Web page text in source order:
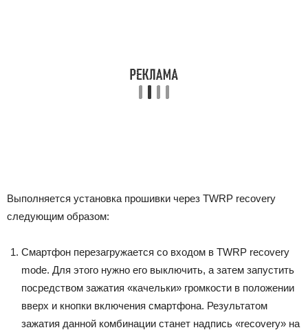
Выполняется установка прошивки через TWRP recovery
следующим образом:
Смартфон перезагружается со входом в TWRP recovery
mode. Для этого нужно его выключить, а затем запустить
посредством зажатия «качельки» громкости в положении
вверх и кнопки включения смартфона. Результатом
зажатия данной комбинации станет надпись «recovery» на